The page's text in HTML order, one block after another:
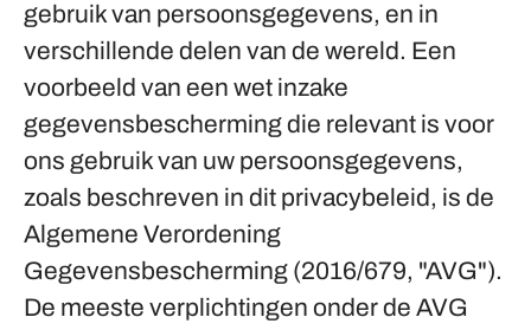
gebruik van persoonsgegevens, en in
verschillende delen van de wereld. Een
voorbeeld van een wet inzake
gegevensbescherming die relevant is voor
ons gebruik van uw persoonsgegevens,
zoals beschreven in dit privacybeleid, is de
Algemene Verordening
Gegevensbescherming (2016/679, "AVG").
De meeste verplichtingen onder de AVG